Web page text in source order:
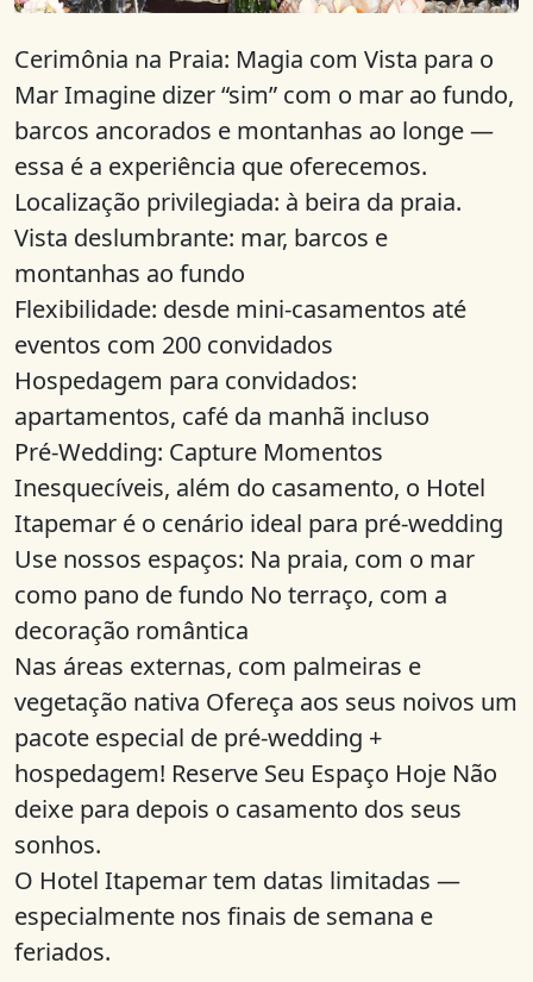
Cerimônia na Praia: Magia com Vista para o
Mar Imagine dizer “sim” com o mar ao fundo,
barcos ancorados e montanhas ao longe —
essa é a experiência que oferecemos.
Localização privilegiada: à beira da praia.
Vista deslumbrante: mar, barcos e
montanhas ao fundo
Flexibilidade: desde mini-casamentos até
eventos com 200 convidados
Hospedagem para convidados:
apartamentos, café da manhã incluso
Pré-Wedding: Capture Momentos
Inesquecíveis, além do casamento, o Hotel
Itapemar é o cenário ideal para pré-wedding
Use nossos espaços: Na praia, com o mar
como pano de fundo No terraço, com a
decoração romântica
Nas áreas externas, com palmeiras e
vegetação nativa Ofereça aos seus noivos um
pacote especial de pré-wedding +
hospedagem! Reserve Seu Espaço Hoje Não
deixe para depois o casamento dos seus
sonhos.
O Hotel Itapemar tem datas limitadas —
especialmente nos finais de semana e
feriados.